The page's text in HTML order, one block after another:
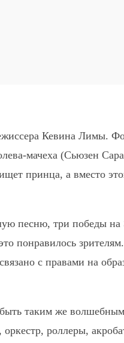
Кевина Лимы.
мачеха (Сьюзен
принца, а вместо
песню, три победы на
понравилось
с правами на
таким же
роллеры,